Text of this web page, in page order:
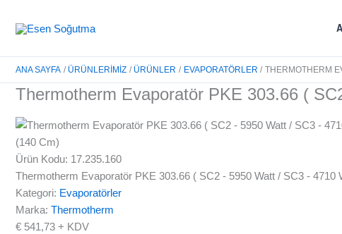
ANA SAYFA ÜRÜNLERIMIZ ÜRÜNLER EVAPORATÖRLER THERMOTHERM
Thermotherm Evaporatör PKE 303.66 (
Ürün Kodu: 17.235.160
Thermotherm Evaporatör PKE 303.66 ( SC2 - 5950 Watt / SC3 - 4710
Kategori: Evaporatörler
Marka: Thermotherm
€ 541,73 + KDV